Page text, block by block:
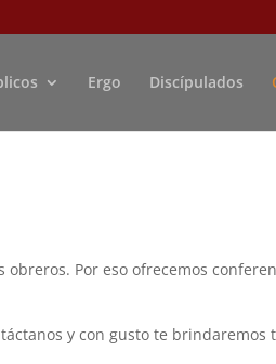
Ergo Discípulados
Por eso ofrecemos
y con gusto te